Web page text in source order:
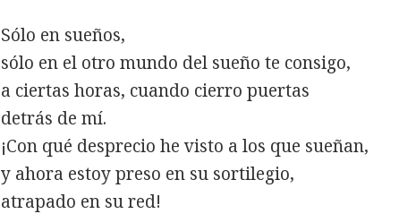
Sólo en sueños,
sólo en el otro mundo del sueño te consigo,
a ciertas horas, cuando cierro puertas
detrás de mí.
¡Con qué desprecio he visto a los que sueñan,
y ahora estoy preso en su sortilegio,
atrapado en su red!